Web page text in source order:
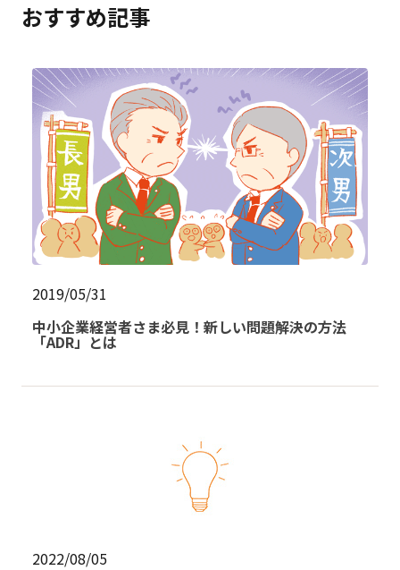
おすすめ記事
2019/05/31
中小企業経営者さま必見！新しい問題解決の方法
「ADR」とは
2022/08/05